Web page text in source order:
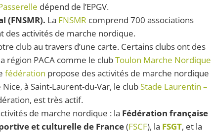
dépend de l’EPGV.
(FNSMR). La FNSMR comprend 700 associations
activités de marche nordique.
club au travers d’une carte. Certains clubs ont des
région PACA comme le clubToulon Marche Nordique
fédération propose des activités de marche nordique
à Saint-Laurent-du-Var, le clubStade Laurentin –
est très actif.
de marche nordique : la Fédération française
et culturelle de France(FSCF), la FSGT, et la